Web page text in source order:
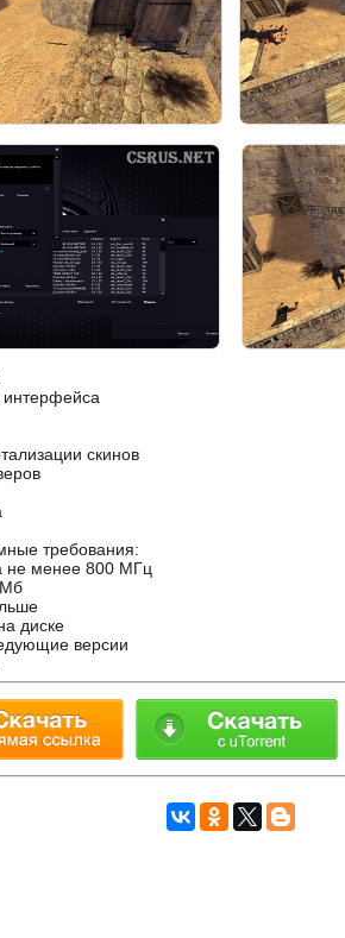
скинов
требования:
не менее 800 МГц
Мб
диске
версии